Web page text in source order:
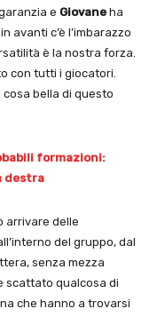
e Giovane ha
avanti c’è l’imbarazzo
è la nostra forza.
con tutti i giocatori.
cosa bella di questo
formazioni:
destra
arrivare delle
del gruppo, dal
senza mezza
scattato qualcosa di
che hanno a trovarsi